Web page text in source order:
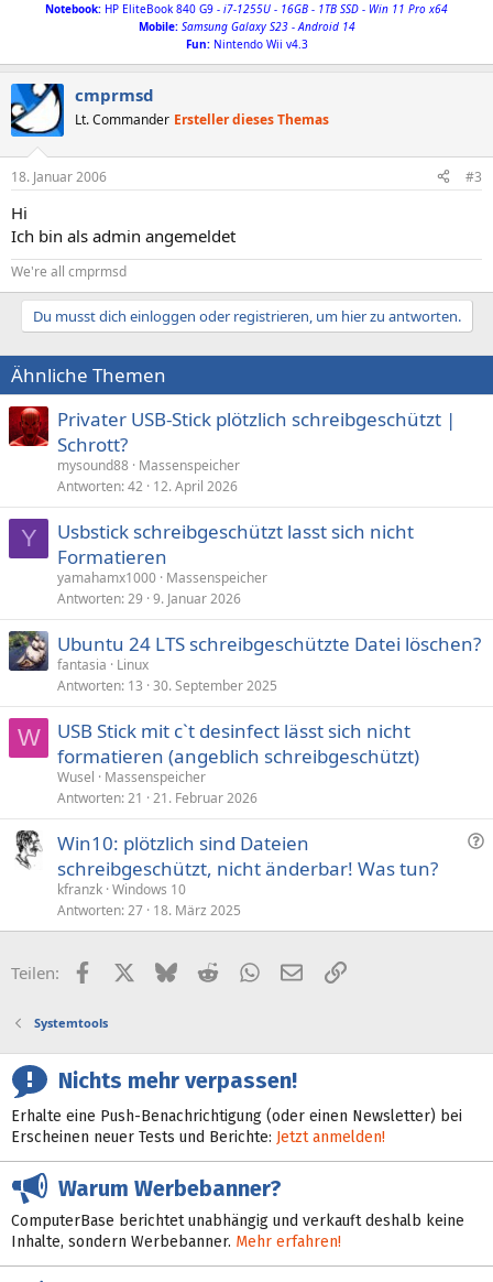
Notebook: HP EliteBook 840 G9 - i7-1255U - 16GB - 1TB SSD - Win 11 Pro x64
Mobile: Samsung Galaxy S23 - Android 14
Fun: Nintendo Wii v4.3
cmprmsd
Lt. Commander Ersteller dieses Themas
18. Januar 2006 #3
Hi
Ich bin als admin angemeldet
We're all cmprmsd
Du musst dich einloggen oder registrieren, um hier zu antworten.
Ähnliche Themen
Privater USB-Stick plötzlich schreibgeschützt |
Schrott?
mysound88 Massenspeicher
Antworten 42 12. April 2026
Y
Usbstick schreibgeschützt lasst sich nicht
Formatieren
yamahamx1000 Massenspeicher
Antworten 29 9. Januar 2026
Ubuntu 24 LTS schreibgeschützte Datei löschen?
fantasia
Linux
Antworten 13 30. September 2025
W
USB Stick mit c`t desinfect lässt sich nicht
formatieren (angeblich schreibgeschützt)
Wusel
Massenspeicher
Antworten 21 21. Februar 2026
F
e
Win10: plötzlich sind Dateien
schreibgeschützt, nicht änderbar! Was tun?
kfranzk Windows 10
Antworten 27 18. März 2025
Teilen: FacebookX (Twitter)
BlueskyRedditWhatsApp
E-MailLink
Systemtools
Nichts mehr verpassen!
Erhalte eine Push-Benachrichtigung (oder einen Newsletter) bei
Erscheinen neuer Tests und Berichte: Jetzt anmelden!
Warum Werbebanner?
ComputerBase berichtet unabhängig und verkauft deshalb keine
Inhalte, sondern Werbebanner. Mehr erfahren!